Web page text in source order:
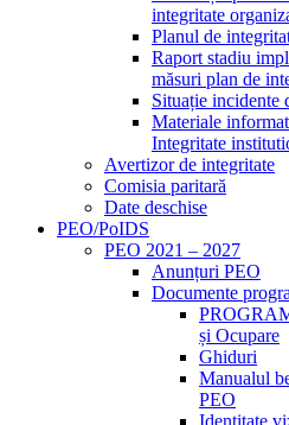
integritate
Planul de
Raport stadiu
măsuri plan de
Situație incidente
Materiale
Integritate
Avertizor de integritate
Comisia paritară
Date deschise
PEO/PoIDS
PEO 2021 – 2027
Anunțuri PEO
Documente
și Ocupare
Ghiduri
Manualul
PEO
Identitate